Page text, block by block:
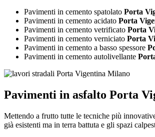
Pavimenti in cemento spatolato Porta
Pavimenti in cemento acidato Porta
Pavimenti in cemento vetrificato Porta
Pavimenti in cemento verniciato Porta
Pavimenti in cemento a basso spessore
Pavimenti in cemento autolivellante
Pavimenti in asfalto Porta
Mettendo a frutto tutte le tecniche più
già esistenti ma in terra battuta e gli spazi